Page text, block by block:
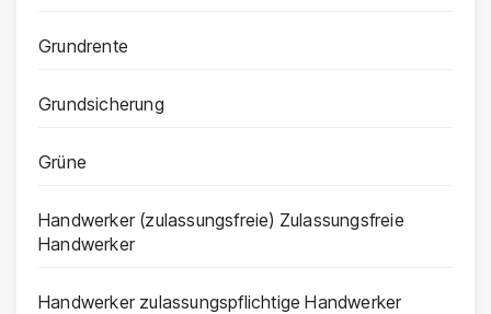
Grundrente
Grundsicherung
Grüne
Handwerker (zulassungsfreie) Zulassungsfreie
Handwerker
Handwerker zulassungspflichtige Handwerker